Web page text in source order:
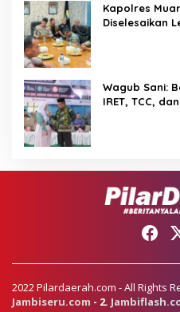
Kapolres
Diselesaikan
Wagub Sani:
IRET, TCC,
2022 Pilardaerah.com - All Rights
Jambiseru.com - 2.